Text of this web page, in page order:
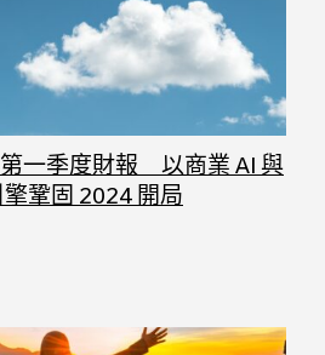
第一季度財報 以商業 AI 與
鞏固 2024 開局